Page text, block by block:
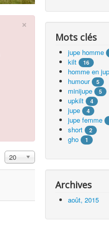
×
Affichage #
20
Mots clés
jupe homme
kilt
16
homme en
humour
5
minijupe 5
upkilt 4
jupe 4
jupe femme
short
2
gho 1
Archives
août, 2015